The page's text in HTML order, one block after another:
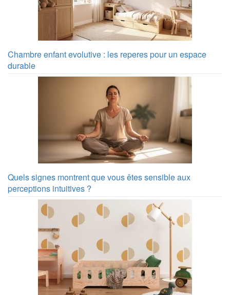
Chambre enfant evolutive : les reperes pour un espace
durable
Quels signes montrent que vous êtes sensible aux
perceptions intuitives ?